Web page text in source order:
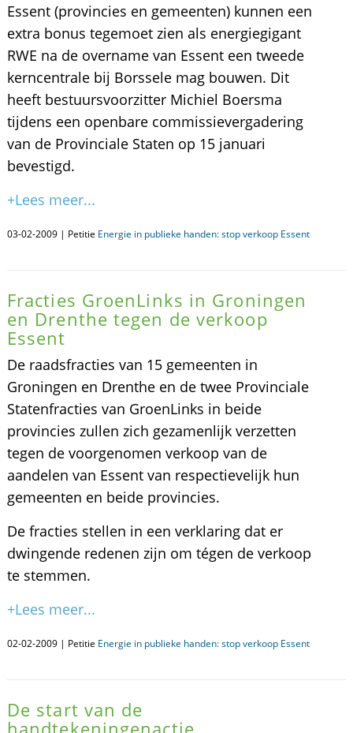
Essent (provincies en gemeenten) kunnen een
extra bonus tegemoet zien als energiegigant
RWE na de overname van Essent een tweede
kerncentrale bij Borssele mag bouwen. Dit
heeft bestuursvoorzitter Michiel Boersma
tijdens een openbare commissievergadering
van de Provinciale Staten op 15 januari
bevestigd.
+Lees meer...
03-02-2009 | Petitie Energie in publieke handen: stop verkoop Essent
Fracties GroenLinks in Groningen
en Drenthe tegen de verkoop
Essent
De raadsfracties van 15 gemeenten in
Groningen en Drenthe en de twee Provinciale
Statenfracties van GroenLinks in beide
provincies zullen zich gezamenlijk verzetten
tegen de voorgenomen verkoop van de
aandelen van Essent van respectievelijk hun
gemeenten en beide provincies.
De fracties stellen in een verklaring dat er
dwingende redenen zijn om tégen de verkoop
te stemmen.
+Lees meer...
02-02-2009 | Petitie Energie in publieke handen: stop verkoop Essent
De start van de
handtekeningenactie